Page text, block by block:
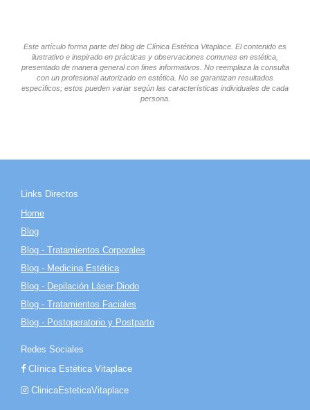
Este artículo forma parte del blog de Clínica Estética Vitaplace. El contenido es
ilustrativo e inspirado en prácticas y observaciones comunes en estética,
presentado de manera general con fines informativos. No reemplaza la consulta
con un profesional autorizado en estética. No se garantizan resultados
específicos; estos pueden variar según las características individuales de cada
persona.
Links Directos
Home
Blog
Blog - Tratamientos Corporales
Blog - Medicina Estética
Blog - Depilación Láser Diodo
Blog - Tratamientos Faciales
Blog - Postoperatorio y Postparto
Redes Sociales
Clínica Estética Vitaplace
ClinicaEsteticaVitaplace